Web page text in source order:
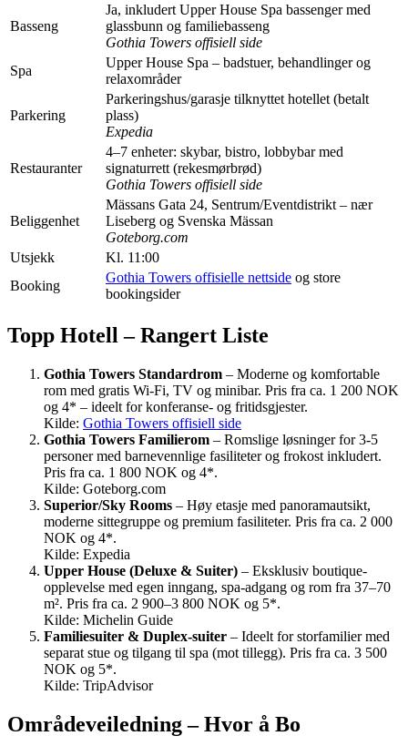
Basseng
Ja, inkludert Upper House Spa bassenger med
glassbunn og familiebasseng
Gothia Towers offisiell side
Spa
Upper House Spa – badstuer, behandlinger og
relaxområder
Parkering
Parkeringshus/garasje tilknyttet hotellet (betalt
plass)
Expedia
Restauranter
4–7 enheter: skybar, bistro, lobbybar med
signaturrett (rekesmørbrød)
Gothia Towers offisiell side
Beliggenhet
Mässans Gata 24, Sentrum/Eventdistrikt – nær
Liseberg og Svenska Mässan
Goteborg.com
Utsjekk
Kl. 11:00
Booking
Gothia Towers offisielle nettside og store
bookingsider
Topp Hotell – Rangert Liste
Gothia Towers Standardrom – Moderne og komfortable
rom med gratis Wi‑Fi, TV og minibar. Pris fra ca. 1 200 NOK
og 4* – ideelt for konferanse- og fritidsgjester.
Kilde: Gothia Towers offisiell side
Gothia Towers Familierom – Romslige løsninger for 3-5
personer med barnevennlige fasiliteter og frokost inkludert.
Pris fra ca. 1 800 NOK og 4*.
Kilde: Goteborg.com
Superior/Sky Rooms – Høy etasje med panoramautsikt,
moderne sittegruppe og premium fasiliteter. Pris fra ca. 2 000
NOK og 4*.
Kilde: Expedia
Upper House (Deluxe & Suiter) – Eksklusiv boutique-
opplevelse med egen inngang, spa-adgang og rom fra 37–70
m². Pris fra ca. 2 900–3 800 NOK og 5*.
Kilde: Michelin Guide
Familiesuiter & Duplex-suiter – Ideelt for storfamilier med
separat stue og tilgang til spa (mot tillegg). Pris fra ca. 3 500
NOK og 5*.
Kilde: TripAdvisor
Områdeveiledning – Hvor å Bo